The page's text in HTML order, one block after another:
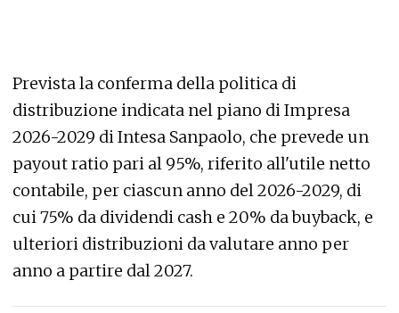
Prevista la conferma della politica di
distribuzione indicata nel piano di Impresa
2026-2029 di Intesa Sanpaolo, che prevede un
payout ratio pari al 95%, riferito all'utile netto
contabile, per ciascun anno del 2026-2029, di
cui 75% da dividendi cash e 20% da buyback, e
ulteriori distribuzioni da valutare anno per
anno a partire dal 2027.